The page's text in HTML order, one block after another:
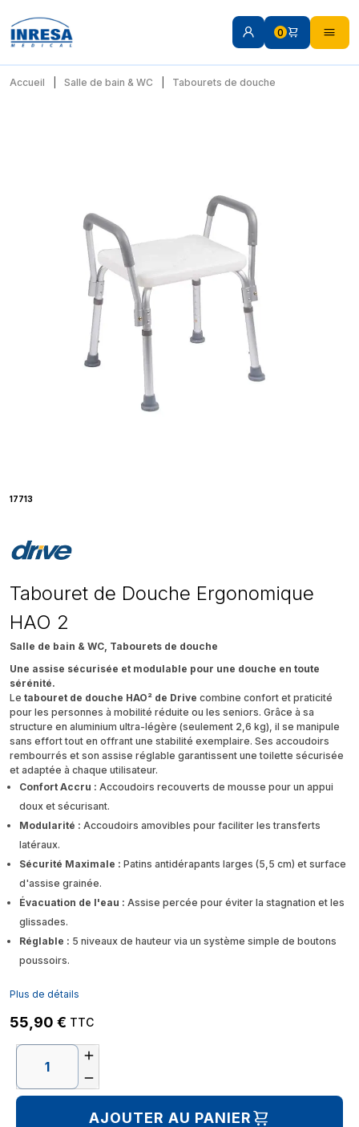
0
Accueil Salle de bain & WC Tabourets de douche
17713
Tabouret de Douche Ergonomique
HAO 2
Salle de bain & WC, Tabourets de douche
Une assise sécurisée et modulable pour une douche en toute
sérénité.
Le tabouret de douche HAO² de Drive combine confort et praticité
pour les personnes à mobilité réduite ou les seniors. Grâce à sa
structure en aluminium ultra-légère (seulement 2,6 kg), il se manipule
sans effort tout en offrant une stabilité exemplaire. Ses accoudoirs
rembourrés et son assise réglable garantissent une toilette sécurisée
et adaptée à chaque utilisateur.
Confort Accru : Accoudoirs recouverts de mousse pour un appui
doux et sécurisant.
Modularité : Accoudoirs amovibles pour faciliter les transferts
latéraux.
Sécurité Maximale : Patins antidérapants larges (5,5 cm) et surface
d'assise grainée.
Évacuation de l'eau : Assise percée pour éviter la stagnation et les
glissades.
Réglable : 5 niveaux de hauteur via un système simple de boutons
poussoirs.
Plus de détails
55,90 € TTC


AJOUTER AU PANIER